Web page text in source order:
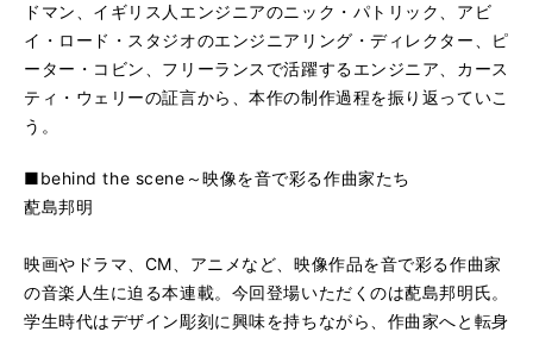
ドマン、イギリス人エンジニアのニック・パトリック、アビ
イ・ロード・スタジオのエンジニアリング・ディレクター、ピ
ーター・コビン、フリーランスで活躍するエンジニア、カース
ティ・ウェリーの証言から、本作の制作過程を振り返っていこ
う。
■behind the scene～映像を音で彩る作曲家たち
蓜島邦明
映画やドラマ、CM、アニメなど、映像作品を音で彩る作曲家
の音楽人生に迫る本連載。今回登場いただくのは蓜島邦明氏。
学生時代はデザイン彫刻に興味を持ちながら、作曲家へと転身